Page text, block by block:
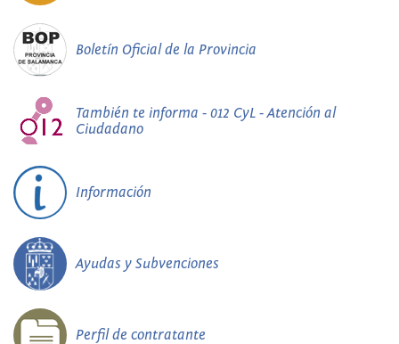
Boletín Oficial de la Provincia
También te informa - 012 CyL - Atención al
Ciudadano
Información
Ayudas y Subvenciones
Perfil de contratante